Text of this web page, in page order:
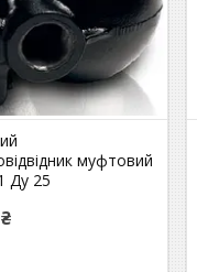
муфтовий
Ду 25